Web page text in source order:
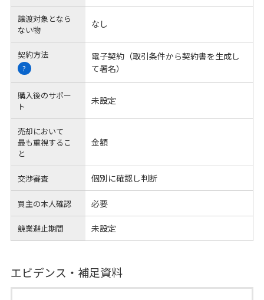
譲渡対象となら
ない物
なし
契約方法
?
電子契約（取引条件から契約書を生成し
て署名）
購入後のサポー
ト
未設定
売却において
最も重視するこ
と
金額
交渉審査 個別に確認し判断
買主の本人確認 必要
競業避止期間 未設定
エビデンス・補足資料